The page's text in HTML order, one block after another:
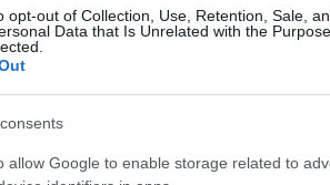
opt-out of Collection, Use, Retention, Sale,
Data that Is Unrelated with the
allow Google to enable storage related to
μας στοGoogle News